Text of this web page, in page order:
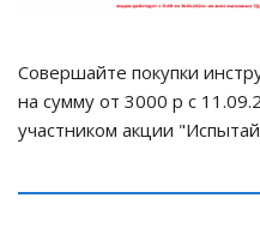
Совершайте покупки
на сумму от 3000 р с
участником акции